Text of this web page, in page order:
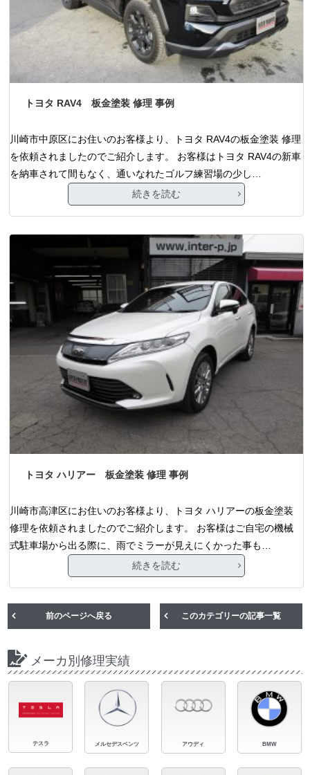
トヨタ RAV4 板金塗装 修理 事例
川崎市中原区にお住いのお客様より、トヨタ RAV4の板金塗装 修理
を依頼されましたのでご紹介します。 お客様はトヨタ RAV4の新車
を納車されて間もなく、通いなれたゴルフ練習場の少し…
続きを読む
トヨタ ハリアー 板金塗装 修理 事例
川崎市高津区にお住いのお客様より、トヨタ ハリアーの板金塗装
修理を依頼されましたのでご紹介します。 お客様はご自宅の機械
式駐車場から出る際に、雨でミラーが見えにくかった事も…
続きを読む
前のページへ戻る このカテゴリーの記事一覧
メーカ別修理実績
テスラ メルセデスベンツ アウディ BMW